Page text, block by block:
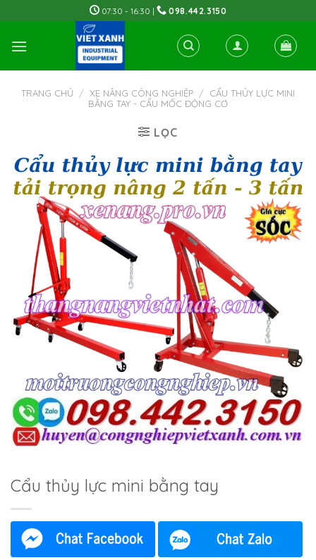
to
content
07:30 - 16:30 | 098.442.3150
TRANG CHỦ / XE NÂNG CÔNG NGHIỆP / CẨU THỦY LỰC MINI
BẰNG TAY - CẨU MỐC ĐỘNG CƠ
LỌC
Cẩu thủy lực mini bằng tay